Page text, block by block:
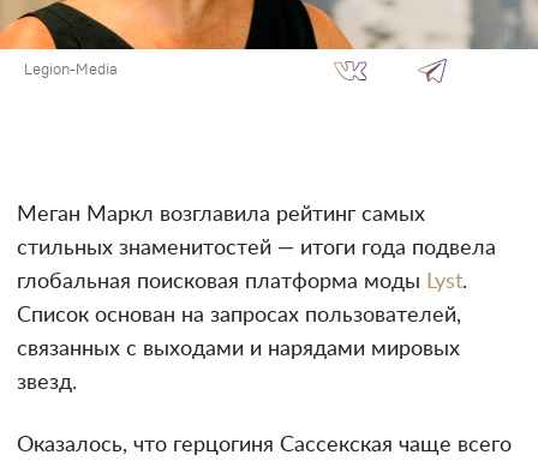
Legion-Media
Меган Маркл возглавила рейтинг самых
стильных знаменитостей — итоги года подвела
глобальная поисковая платформа моды Lyst.
Список основан на запросах пользователей,
связанных с выходами и нарядами мировых
звезд.
Оказалось, что герцогиня Сассекская чаще всего